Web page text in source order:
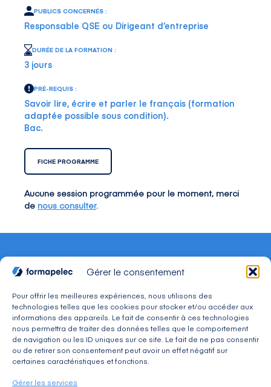
Gérer le consentement
Pour offrir les meilleures expériences, nous utilisons des
technologies telles que les cookies pour stocker et/ou accéder aux
informations des appareils. Le fait de consentir à ces technologies
nous permettra de traiter des données telles que le comportement
de navigation ou les ID uniques sur ce site. Le fait de ne pas consentir
ou de retirer son consentement peut avoir un effet négatif sur
certaines caractéristiques et fonctions.
Gérer les services
PUBLICS CONCERNÉS :
Responsable QSE ou Dirigeant d’entreprise
DURÉE DE LA FORMATION :
3 jours
PRÉ-REQUIS :
Savoir lire, écrire et parler le français (formation
adaptée possible sous condition).
Bac.
FICHE PROGRAMME
Aucune session programmée pour le moment, merci
de nous consulter.
CONTACT
Adresse : 30, avenue du Président Wilson 94234
CACHAN Cedex
Téléphone : 01 49 08 03 03
Mail : commercial@formapelec.fr